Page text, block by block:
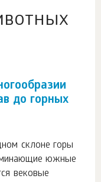
до горных
склоне горы
южные
вековые